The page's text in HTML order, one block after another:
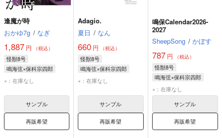
逢魔が時
おかゆ7g / なぎ
1,887 円 （税込）
怪獣8号
鳴海弦×保科宗四郎
鳴海弦
保科宗四郎
×：在庫なし
サンプル
再販希望
Adagio.
夏日 / なん
660 円 （税込）
怪獣8号
鳴海弦×保科宗四郎
鳴海弦
保科宗四郎
×：在庫なし
サンプル
再販希望
鳴保Calendar2026-
2027
SheepSong / かぼす
787円 （税込）
怪獣8号
鳴海弦×保科宗四郎
鳴海弦
保科宗四郎
×：在庫なし
サンプル
再販希望